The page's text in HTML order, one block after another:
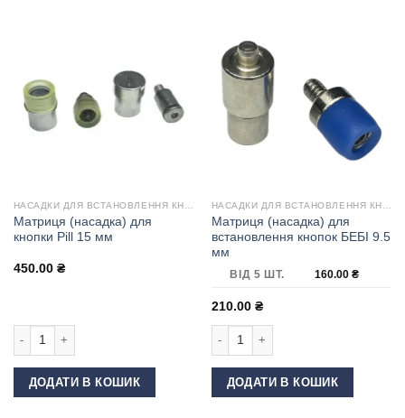
НАСАДКИ ДЛЯ ВСТАНОВЛЕННЯ КНОПОК
Матриця (насадка) для
кнопки Pill 15 мм
450.00 ₴
ДОДАТИ В КОШИК
НАСАДКИ ДЛЯ ВСТАНОВЛЕННЯ КНОПОК
Матриця (насадка) для
встановлення кнопок БЕБІ 9.5
мм
ВІД 5 ШТ. 160.00 ₴
210.00 ₴
ДОДАТИ В КОШИК